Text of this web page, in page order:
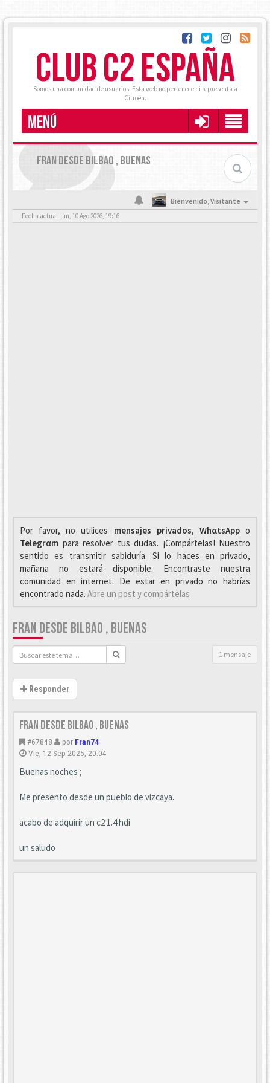
CLUB C2 ESPAÑA
Somos una comunidad de usuarios. Esta web no pertenece ni representa a
Citroën.
MENÚ
FRAN DESDE BILBAO , BUENAS
Bienvenido,Visitante
Fecha actual Lun, 10 Ago 2026, 19:16
Por favor, no utilices mensajes privados, WhαtsAppo
Telegrαm para resolver tus dudas. ¡Compártelas! Nuestro
sentido es transmitir sabiduría. Si lo haces en privado,
mañana no estará disponible. Encontraste nuestra
comunidad en internet. De estar en privado no habrías
encontrado nada. Abre un post y compártelas
FRAN DESDE BILBAO , BUENAS
1 mensaje
Responder
fran desde bilbao , buenas
#67848 por Fran74
Vie, 12 Sep 2025, 20:04
Buenas noches ;
Me presento desde un pueblo de vizcaya.
acabo de adquirir un c2 1.4 hdi
un saludo